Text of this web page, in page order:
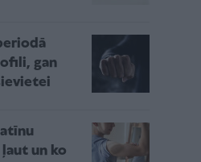
gan
ļaut un ko